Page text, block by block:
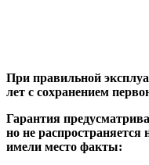
При правильной
лет с сохранением
Гарантия
но не распространяется
имели место факты: